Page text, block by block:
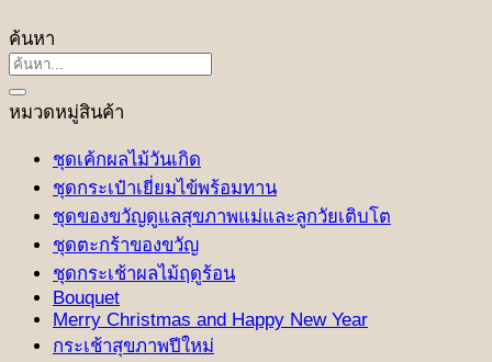
ค้นหา
ค้นหา:
หมวดหมู่สินค้า
ชุดเค้กผลไม้วันเกิด
ชุดกระเป๋าเยี่ยมไข้พร้อมทาน
ชุดของขวัญดูแลสุขภาพแม่และลูกวัยเติบโต
ชุดตะกร้าของขวัญ
ชุดกระเช้าผลไม้ฤดูร้อน
Bouquet
Merry Christmas and Happy New Year
กระเช้าสุขภาพปีใหม่